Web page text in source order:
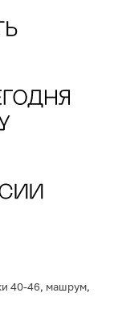
40-46, машрум,